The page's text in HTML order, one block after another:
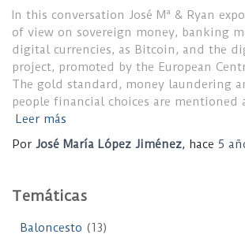
In this conversation José Mª & Ryan
of view on sovereign money, banking
digital currencies, as Bitcoin, and the
project, promoted by the European
The gold standard, money laundering
people financial choices are mentioned
Leer más
Por José María López Jiménez, hace 5
Temáticas
Baloncesto (13)